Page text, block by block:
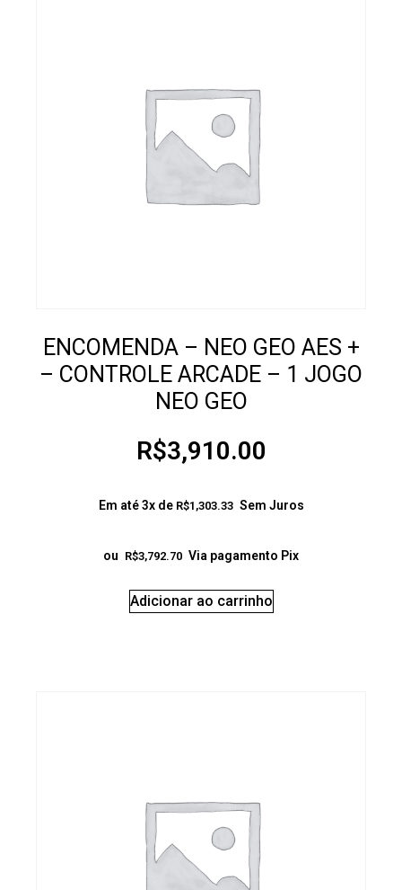
ENCOMENDA – NEO GEO AES +
– CONTROLE ARCADE – 1 JOGO
NEO GEO
R$3,910.00
Em até 3x de R$1,303.33 Sem Juros
ou R$3,792.70 Via pagamento Pix
Adicionar ao carrinho